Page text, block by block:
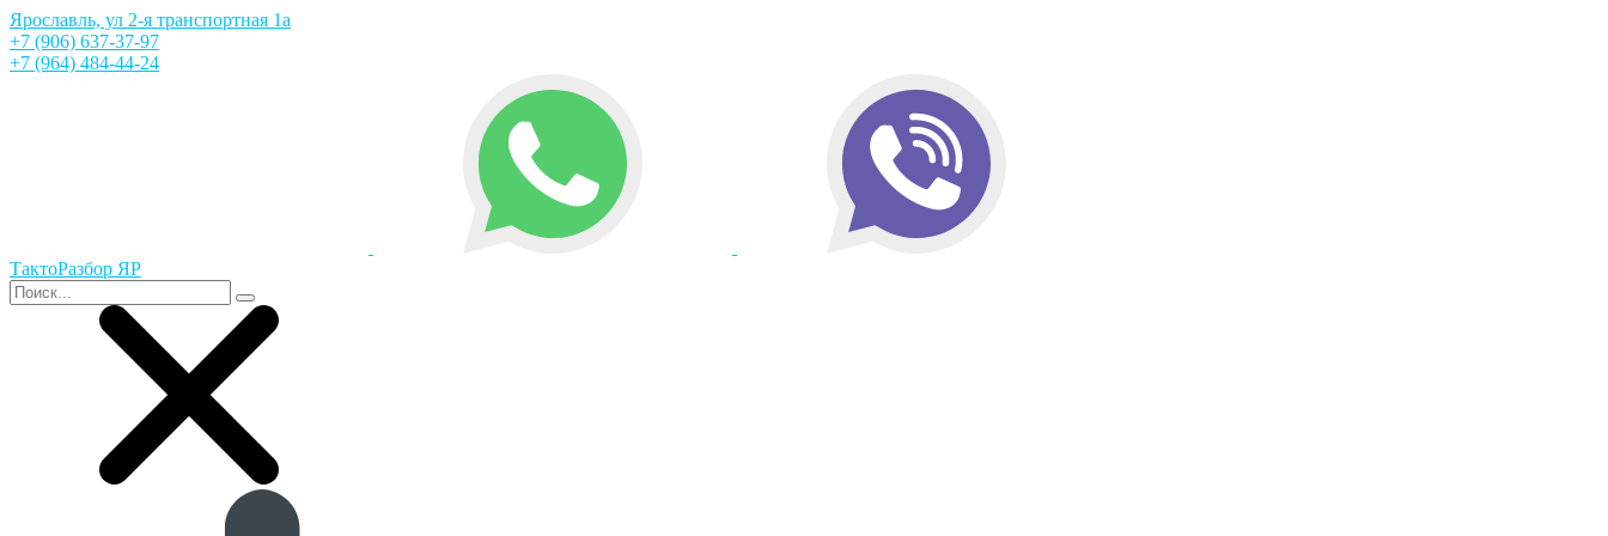
Ярославль, ул 2-я транспортная 1а
+7 (906) 637-37-97
+7 (964) 484-44-24
ТактоРазбор ЯР